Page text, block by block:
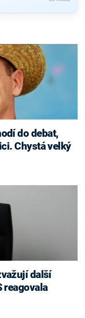
do debat,
Chystá velký
reagovala